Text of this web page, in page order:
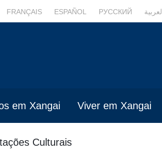
FRANÇAIS ESPAÑOL РУССКИЙ العربية
em Xangai Viver em Xangai
Culturais